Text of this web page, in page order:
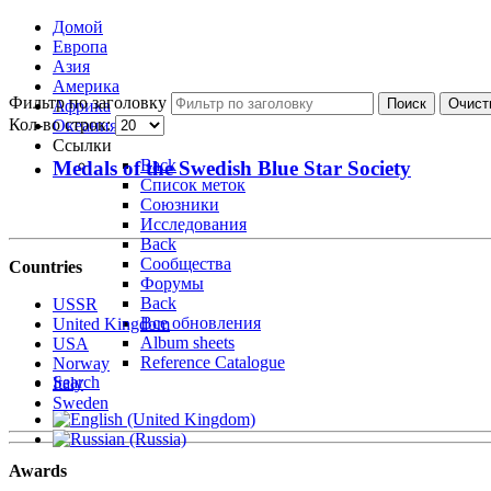
Домой
Европа
Азия
Америка
Африка
Океания
Ссылки
Back
Список меток
Союзники
Исследования
Back
Сообщества
Форумы
Back
Все обновления
Album sheets
Reference Catalogue
Search
Фильтр по заголовку Поиск
Кол-во строк:
Medals of the Swedish Blue Star Society
Countries
USSR
United Kingdom
USA
Norway
Italy
Sweden
Awards